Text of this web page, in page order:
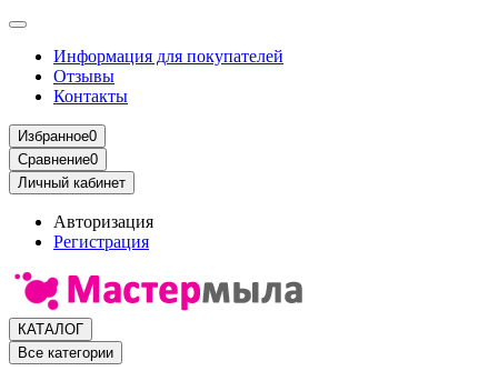
Информация для покупателей
Отзывы
Контакты
Избранное0
Сравнение0
Личный кабинет
Авторизация
Регистрация
КАТАЛОГ
Все категории